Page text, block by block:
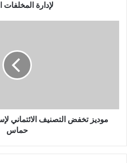
لإدارة المخلفات
موديز تخفض التصنيف الائتماني
حماس